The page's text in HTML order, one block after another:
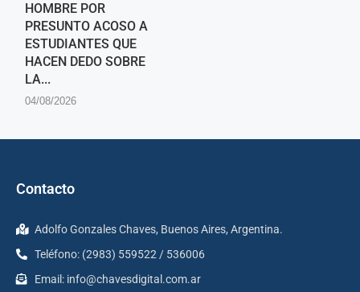
HOMBRE POR
PRESUNTO ACOSO A
ESTUDIANTES QUE
HACEN DEDO SOBRE
LA...
04/08/2026
Contacto
Adolfo Gonzales Chaves, Buenos Aires, Argentina.
Teléfono: (2983) 559522 / 536006
Email: info@chavesdigital.com.ar